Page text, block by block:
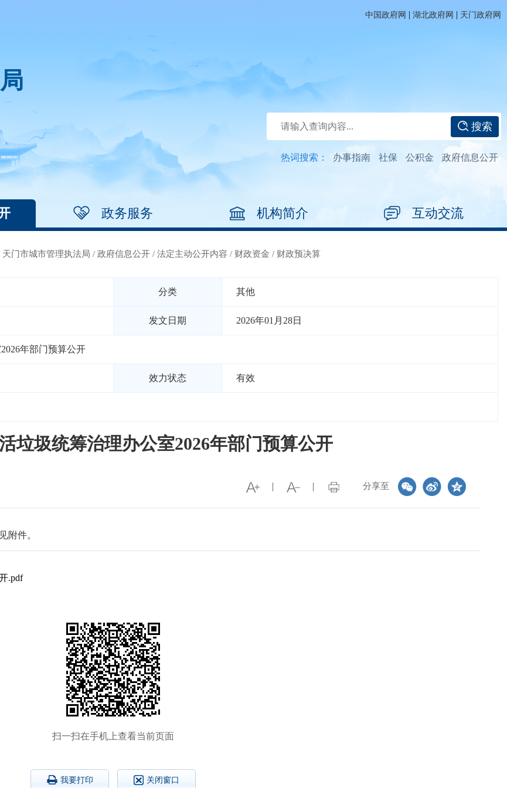
中国政府网 | 湖北政府网 | 天门政府网
搜索
热词搜索： 办事指南 社保 公积金 政府信息公开
政务服务 机构简介 互动交流
天门市城市管理执法局 / 政府信息公开 / 法定主动公开内容 / 财政资金 / 财政预决算
分类 其他
发文日期 2026年01月28日
年部门预算公开
效力状态 有效
垃圾统筹治理办公室2026年部门预算公开
分享至
附件。
.pdf
扫一扫在手机上查看当前页面
我要打印 关闭窗口